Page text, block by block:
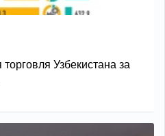
Узбекистана за